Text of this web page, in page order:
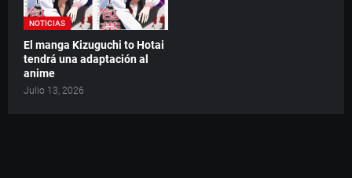
NOTICIAS
El manga Kizuguchi to Hotai
tendrá una adaptación al
anime
Julio 13, 2026